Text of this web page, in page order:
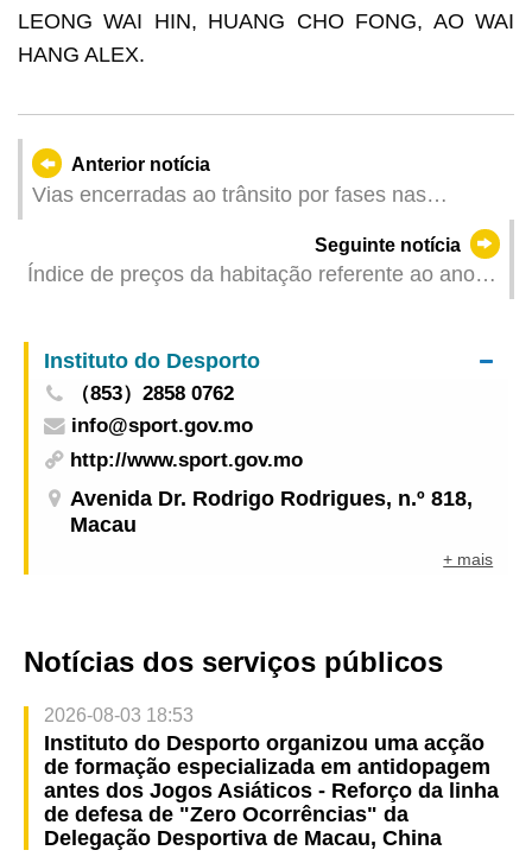
LEONG WAI HIN, HUANG CHO FONG, AO WAI
HANG ALEX.
Anterior notícia
Vias encerradas ao trânsito por fases nas
madrugadas de Fevereiro para desentupimento
Seguinte notícia
Índice de preços da habitação referente ao ano
Instituto do Desporto
（853）2858 0762
info@sport.gov.mo
http://www.sport.gov.mo
Avenida Dr. Rodrigo Rodrigues, n.º 818,
Macau
+ mais
Notícias dos serviços públicos
2026-08-03 18:53
Instituto do Desporto organizou uma acção
de formação especializada em antidopagem
antes dos Jogos Asiáticos - Reforço da linha
de defesa de "Zero Ocorrências" da
Delegação Desportiva de Macau, China